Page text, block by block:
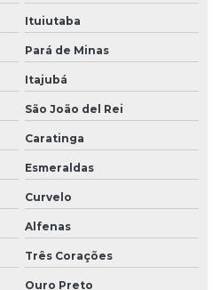
Ituiutaba
Pará de Minas
Itajubá
São João del Rei
Caratinga
Esmeraldas
Curvelo
Alfenas
Três Corações
Ouro Preto